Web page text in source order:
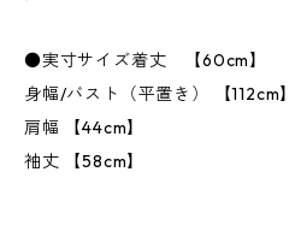
●実寸サイズ着丈 【60cm】
身幅/バスト（平置き） 【112cm】
肩幅 【44cm】
袖丈 【58cm】